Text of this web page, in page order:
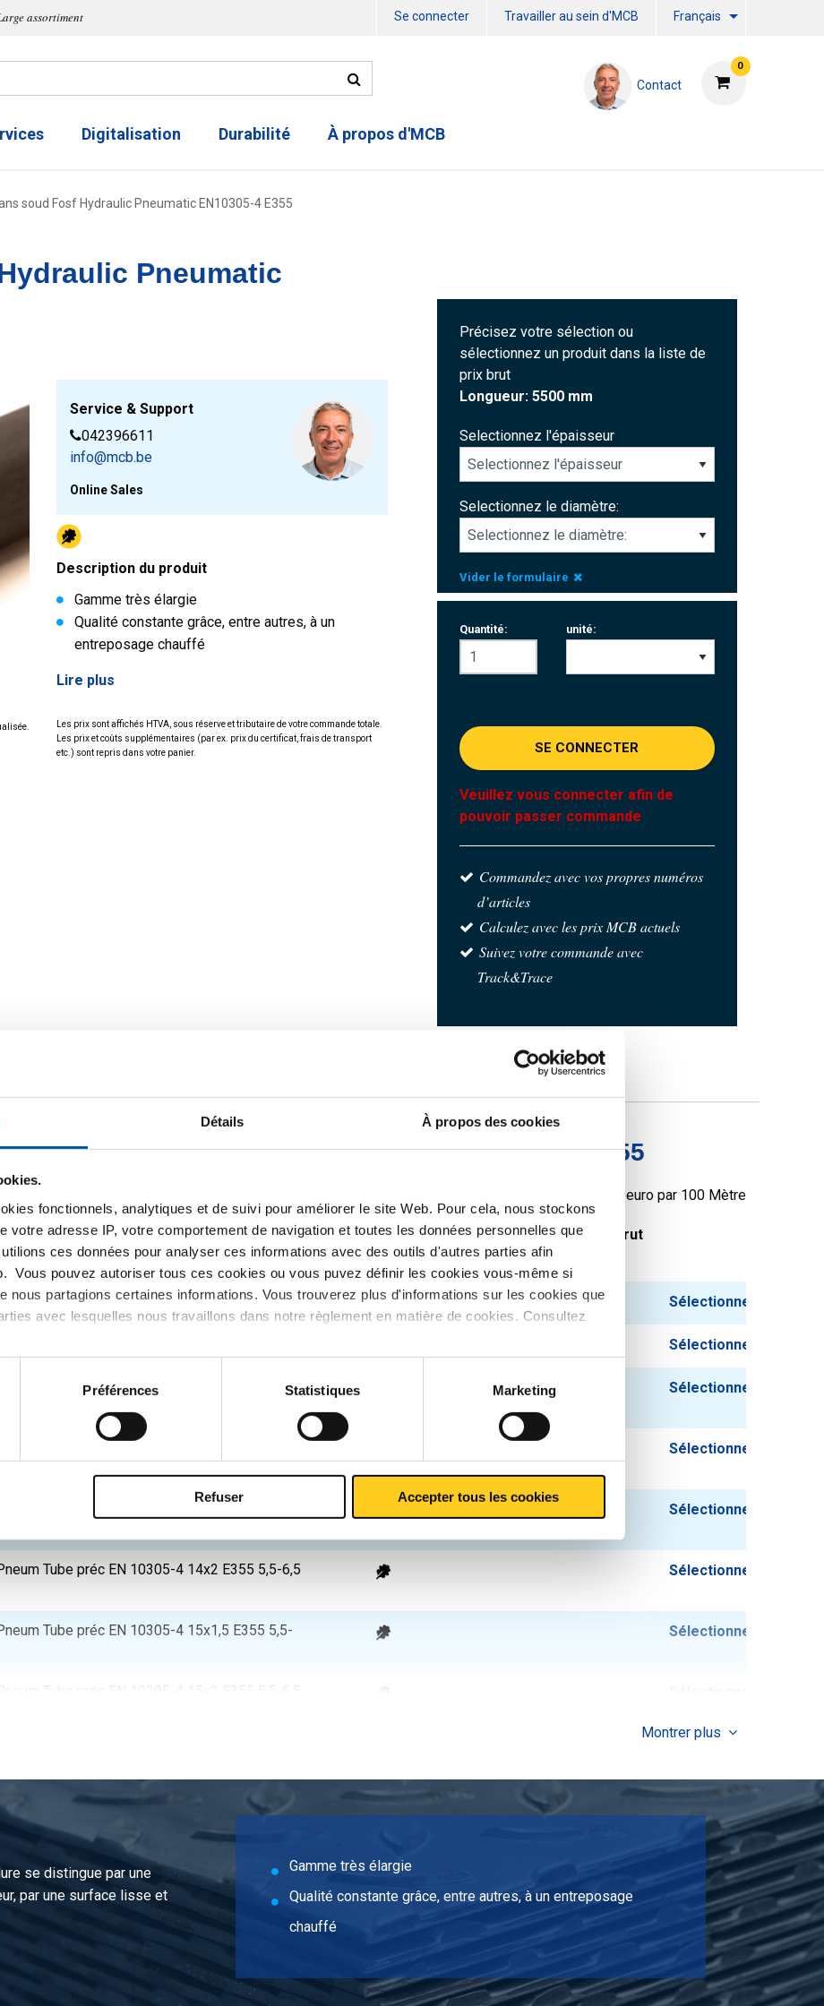
Détails À propos des cookies
fonctionnels, analytiques et de suivi pour améliorer le site Web. Pour cela, nous stockons
votre adresse IP, votre comportement de navigation et toutes les données personnelles que
ces données pour analyser ces informations avec des outils d'autres parties afin
Vous pouvez autoriser tous ces cookies ou vous puvez définir les cookies vous-même si
nous partagions certaines informations. Vous trouverez plus d'informations sur les cookies que
avec lesquelles nous travaillons dans notre règlement en matière de cookies. Consultez
Préférences Statistiques Marketing
Refuser Accepter tous les cookies
assortiment Se connecter Travailler au sein d'MCB Français
0
Contact
Digitalisation Durabilité À propos d'MCB
soud Fosf Hydraulic Pneumatic EN10305-4 E355
Pneumatic
Service & Support
042396611
info@mcb.be
Online Sales
Description du produit
Gamme très élargie
Qualité constante grâce, entre autres, à un
entreposage chauffé
Lire plus
Les prix sont affichés HTVA, sous réserve et tributaire de votre commande totale.
Les prix et coûts supplémentaires (par ex. prix du certificat, frais de transport
etc.) sont repris dans votre panier.
Précisez votre sélection ou
sélectionnez un produit dans la liste de
prix brut
Longueur: 5500 mm
Selectionnez l'épaisseur
Selectionnez le diamètre:
Vider le formulaire
Quantité: unité:
SE CONNECTER
Veuillez vous connecter afin de
pouvoir passer commande
Commandez avec vos propres numéros
d’articles
Calculez avec les prix MCB actuels
Suivez votre commande avec
Track&Trace
soud Fosf Hydraulic Pneumatic EN10305-4 E355
Prix en euro par 100 Mètre
Poids des pièces en
kg
Prix brut
Tube préc EN 10305-4 6x1 E355 5,5-6,5 m Sélectionner
Tube préc EN 10305-4 8x1 E355 5,5-6,5 m Sélectionner
Tube préc EN 10305-4 12x1,5 E355 5,5-
Sélectionner
Sélectionner
Sélectionner
Tube préc EN 10305-4 14x2 E355 5,5-6,5
Sélectionner
Tube préc EN 10305-4 15x1,5 E355 5,5-
Sélectionner
Tube préc EN 10305-4 15x2 E355 5,5-6,5
Tube préc EN 10305-4 16x1,5 E355 5,5-
Sélectionner
Tube préc EN 10305-4 16x2 E355 5,5-6,5
Sélectionner
Tube préc EN 10305-4 16x2,5 E355 5,5-
Sélectionner
Tube préc EN 10305-4 18x1,5 E355 5,5-
Sélectionner
Montrer plus
se distingue par une
par une surface lisse et
Gamme très élargie
Qualité constante grâce, entre autres, à un entreposage
chauffé